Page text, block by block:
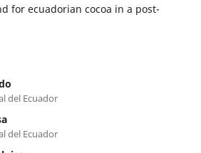
for ecuadorian cocoa in a post-
del Ecuador
del Ecuador